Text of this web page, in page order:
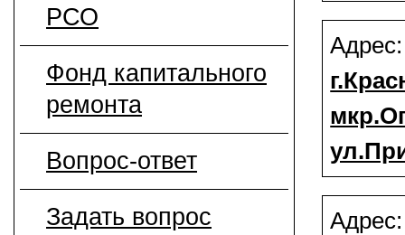
РСО
Фонд капитального
ремонта
Вопрос-ответ
Задать вопрос